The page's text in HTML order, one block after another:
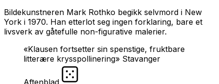
Bildekunstneren Mark Rothko begikk selvmord i New
York i 1970. Han etterlot seg ingen forklaring, bare et
livsverk av gåtefulle non-figurative malerier.
«Klausen fortsetter sin spenstige, fruktbare
litterære krysspollinering» Stavanger
Aftenblad